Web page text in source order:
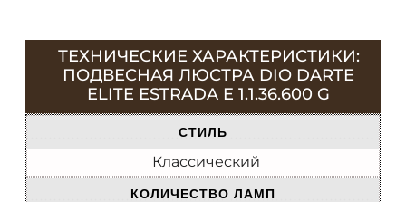
ТЕХНИЧЕСКИЕ ХАРАКТЕРИСТИКИ:
ПОДВЕСНАЯ ЛЮСТРА DIO DARTE
ELITE ESTRADA E 1.1.36.600 G
СТИЛЬ
Классический
КОЛИЧЕСТВО ЛАМП